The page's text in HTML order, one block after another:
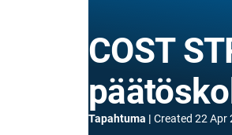
COST
Tapahtuma Created 22 Apr